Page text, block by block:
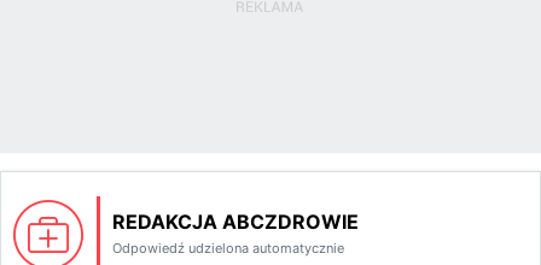
REDAKCJA ABCZDROWIE
Odpowiedź udzielona automatycznie